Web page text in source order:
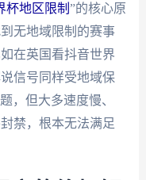
杯地区限制 ”的核心原
无地域限制的赛事
在英国看抖音世界
信号同样受地域保
，但大多速度慢、
禁，根本无法满足